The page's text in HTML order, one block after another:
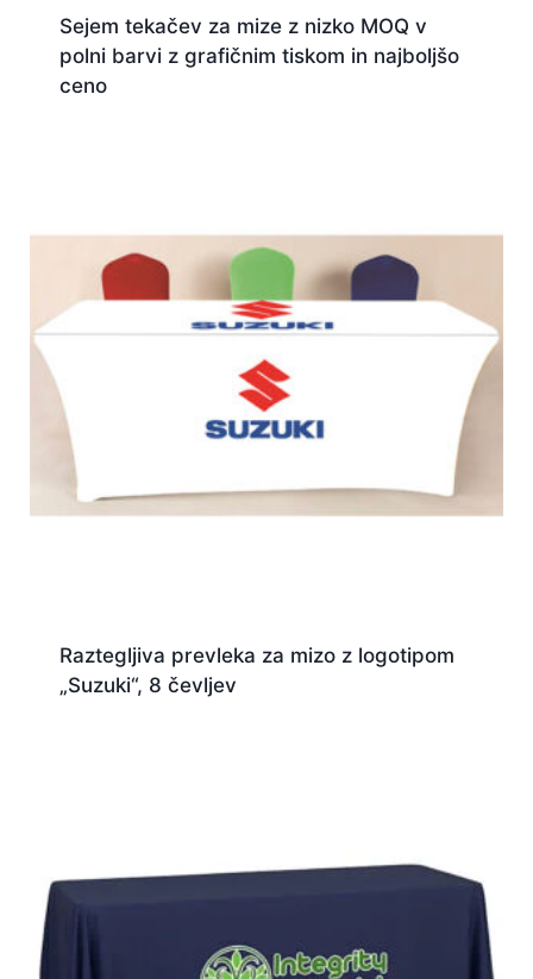
Sejem tekačev za mize z nizko MOQ v
polni barvi z grafičnim tiskom in najboljšo
ceno
Raztegljiva prevleka za mizo z logotipom
„Suzuki“, 8 čevljev